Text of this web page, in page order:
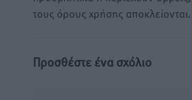
τους όρους χρήσης αποκλείονται.
Προσθέστε ένα σχόλιο